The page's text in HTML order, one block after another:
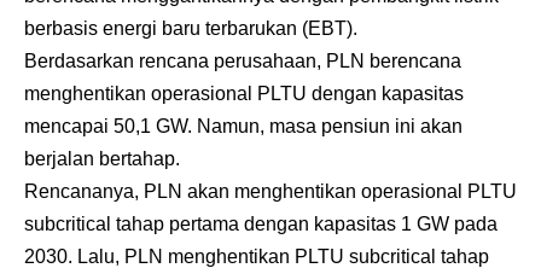
berbasis energi baru terbarukan (EBT).
Berdasarkan rencana perusahaan, PLN berencana
menghentikan operasional PLTU dengan kapasitas
mencapai 50,1 GW. Namun, masa pensiun ini akan
berjalan bertahap.
Rencananya, PLN akan menghentikan operasional PLTU
subcritical tahap pertama dengan kapasitas 1 GW pada
2030. Lalu, PLN menghentikan PLTU subcritical tahap